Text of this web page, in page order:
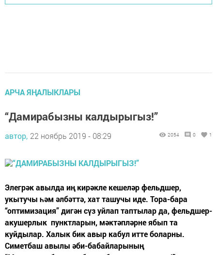
АРЧА ЯҢАЛЫКЛАРЫ
“Дамирабызны калдырыгыз!”
автор, 22 ноябрь 2019 - 08:29 2054 0 1
Элегрәк авылда иң кирәкле кешеләр фельдшер,
укытучы һәм әлбәттә, хат ташучы иде. Тора-бара
“оптимизация” дигән сүз уйлап таптылар да, фельдшер-
акушерлык пунктларын, мәктәпләрне ябып та
куйдылар. Халык бик авыр кабул итте боларны.
Симетбаш авылы әби-бабайларының